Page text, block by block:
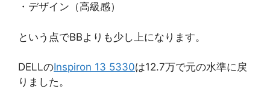
・デザイン（高級感）
という点でBBよりも少し上になります。
DELLのInspiron 13 5330は12.7万で元の水準に戻
りました。